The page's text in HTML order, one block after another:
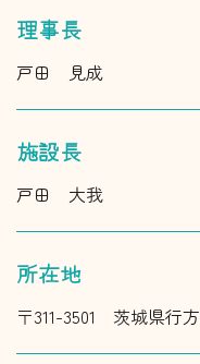
理事長
戸田 見成
施設長
戸田 大我
所在地
〒311-3501 茨城県行方